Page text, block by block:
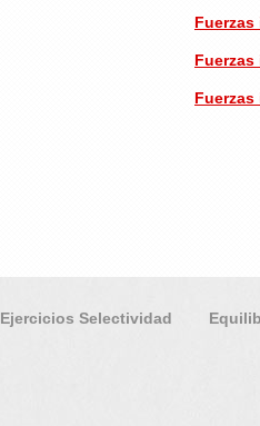
Ejercicios Selectividad